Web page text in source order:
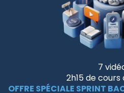
7
2h15 de
OFFRE SPÉCIALE SPRINT